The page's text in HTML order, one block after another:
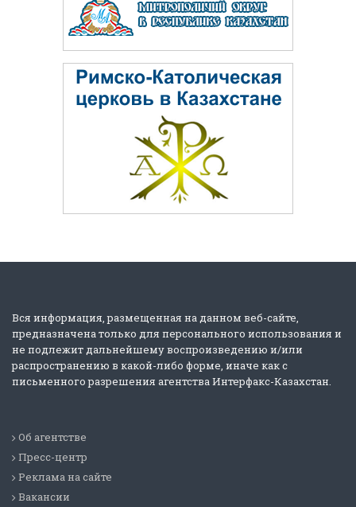
Вся информация, размещенная на данном веб-сайте,
предназначена только для персонального использования и
не подлежит дальнейшему воспроизведению и/или
распространению в какой-либо форме, иначе как с
письменного разрешения агентства Интерфакс-Казахстан.
Об агентстве
Пресс-центр
Реклама на сайте
Вакансии